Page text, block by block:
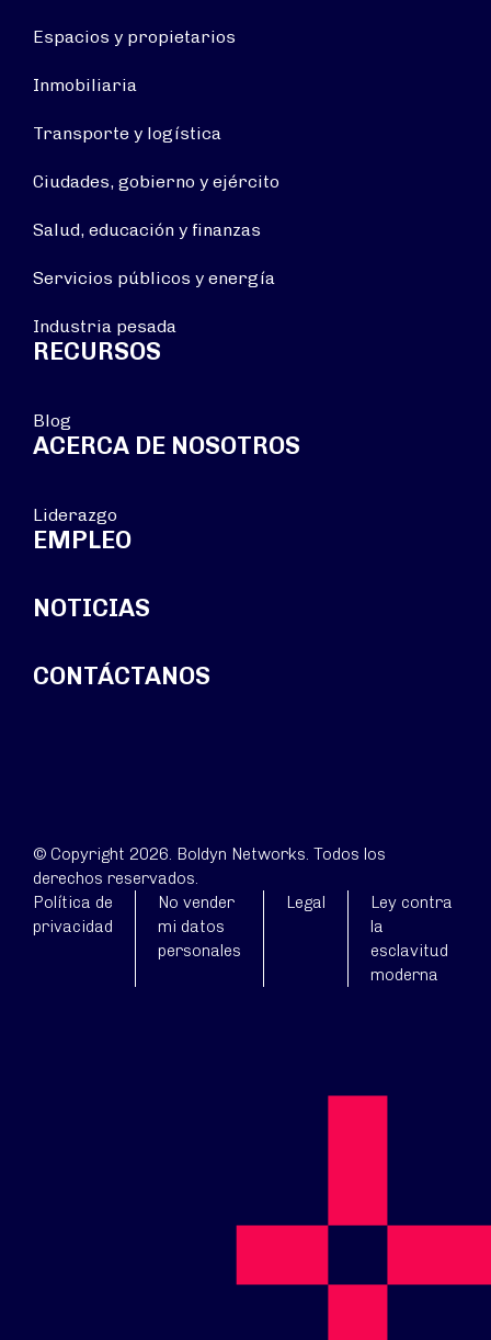
Espacios y propietarios
Inmobiliaria
Transporte y logística
Ciudades, gobierno y ejército
Salud, educación y finanzas
Servicios públicos y energía
Industria pesada
RECURSOS
Blog
ACERCA DE NOSOTROS
Liderazgo
EMPLEO
NOTICIAS
CONTÁCTANOS
© Copyright 2026. Boldyn Networks. Todos los
derechos reservados.
Política de
privacidad
No vender
mi datos
personales
Legal
Ley contra
la
esclavitud
moderna